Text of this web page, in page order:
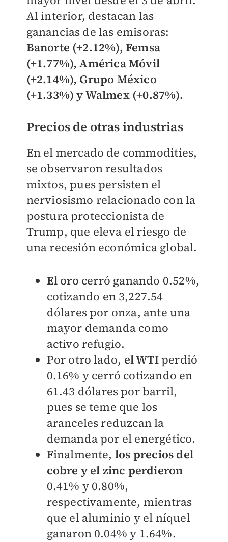
Al interior, destacan las
ganancias de las emisoras:
Banorte (+2.12%), Femsa
(+1.77%), América Móvil
(+2.14%), Grupo México
(+1.33%) y Walmex (+0.87%).
Precios de otras industrias
En el mercado de commodities,
se observaron resultados
mixtos, pues persisten el
nerviosismo relacionado con la
postura proteccionista de
Trump, que eleva el riesgo de
una recesión económica global.
El oro cerró ganando 0.52%,
cotizando en 3,227.54
dólares por onza, ante una
mayor demanda como
activo refugio.
Por otro lado, el WTI perdió
0.16% y cerró cotizando en
61.43 dólares por barril,
pues se teme que los
aranceles reduzcan la
demanda por el energético.
Finalmente, los precios del
cobre y el zinc perdieron
0.41% y 0.80%,
respectivamente, mientras
que el aluminio y el níquel
ganaron 0.04% y 1.64%.